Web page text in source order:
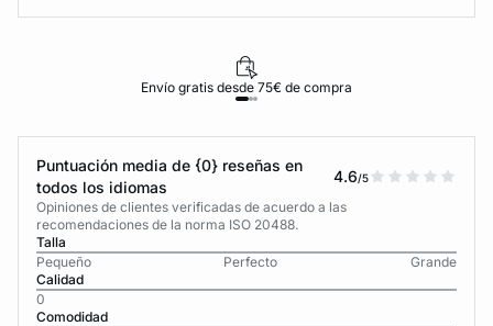
Envío gratis desde 75€ de compra
Puntuación media de {0} reseñas en
todos los idiomas
4.6/5
Opiniones de clientes verificadas de acuerdo a las
recomendaciones de la norma ISO 20488.
Talla
Pequeño
Perfecto
Grande
Calidad
0
Comodidad